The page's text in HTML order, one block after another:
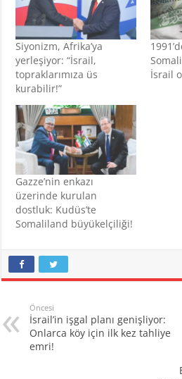
Siyonizm, Afrika’ya
yerleşiyor: “İsrail,
topraklarımıza üs
kurabilir!”
İsrail
Gazze’nin enkazı
üzerinde kurulan
dostluk: Kudüs’te
Somaliland büyükelçiliği!
Öncesi
İsrail’in işgal planı genişliyor:
Onlarca köy için ilk kez tahliye
emri!